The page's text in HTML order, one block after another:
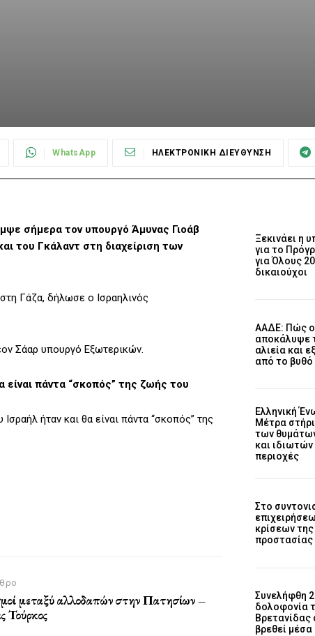
WhatsApp ΗΛΕΚΤΡΟΝΙΚΗ ΔΙΕΥΘΥΝΣΗ
σήμερα τον υπουργό Άμυνας Γιοάβ
του Γκάλαντ στη διαχείριση των
Γάζα, δήλωσε ο Ισραηλινός
Σάαρ υπουργό Εξωτερικών.
είναι πάντα “σκοπός” της ζωής του
ήταν και θα είναι πάντα “σκοπός” της
μεταξύ αλλοδαπών στην Πατησίων –
Τούρκος
Ξεκινάει η
για το
για Όλους
δικαιούχοι
ΑΑΔΕ: Πώς ο
αποκάλυψε
αλιεία και
από το βυθό
Ελληνική
Μέτρα
των
και
περιοχές
Στο
κρίσεων της
Συνελήφθη
δολοφονία
Βρετανίδας
βρεθεί